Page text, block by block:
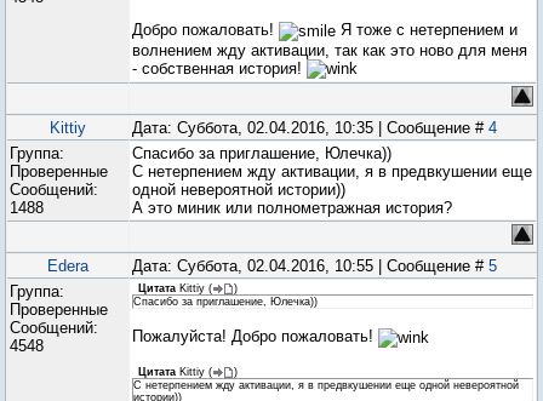
Добро пожаловать!
Я тоже с нетерпением и
волнением жду активации, так как это ново для меня
- собственная история!
Kittiy Дата: Суббота, 02.04.2016, 10:35 | Сообщение # 4
Группа:
Проверенные
Сообщений:
1488
Спасибо за приглашение, Юлечка))
С нетерпением жду активации, я в предвкушении еще
одной невероятной истории))
А это миник или полнометражная история?
Edera Дата: Суббота, 02.04.2016, 10:55 | Сообщение # 5
Группа:
Проверенные
Сообщений:
4548
Цитата Kittiy (
)
Спасибо за приглашение, Юлечка))
Пожалуйста! Добро пожаловать!
Цитата Kittiy (
)
С нетерпением жду активации, я в предвкушении еще одной невероятной
истории))